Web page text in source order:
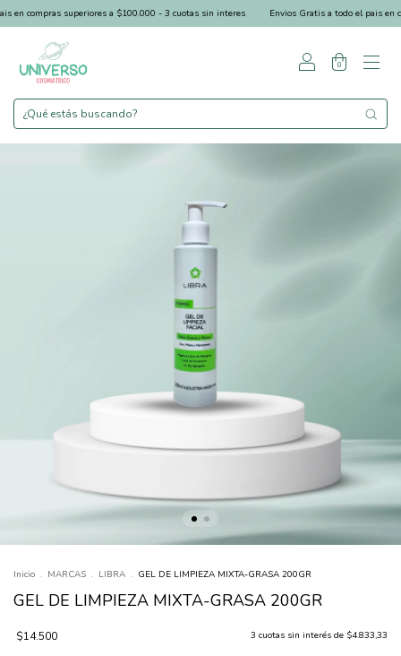
compras superiores a $100.000 - 3 cuotas sin interes Envios Gratis a todo el pais en
0
Inicio . MARCAS . LIBRA . GEL DE LIMPIEZA MIXTA-GRASA 200GR
GEL DE LIMPIEZA MIXTA-GRASA 200GR
$14.500 3 cuotas sin interés de $4.833,33